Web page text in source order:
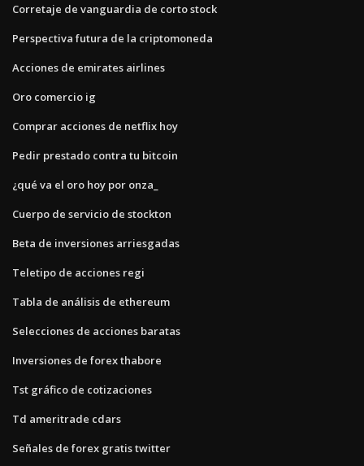
Corretaje de vanguardia de corto stock
Perspectiva futura de la criptomoneda
Acciones de emirates airlines
Oro comercio ig
Comprar acciones de netflix hoy
Pedir prestado contra tu bitcoin
¿qué va el oro hoy por onza_
Cuerpo de servicio de stockton
Beta de inversiones arriesgadas
Teletipo de acciones regi
Tabla de análisis de ethereum
Selecciones de acciones baratas
Inversiones de forex thabore
Tst gráfico de cotizaciones
Td ameritrade cdars
Señales de forex gratis twitter